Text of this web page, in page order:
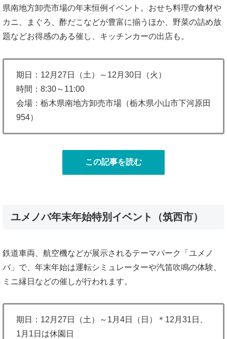
県南地方卸売市場の年末恒例イベント。おせち料理の食材や
カニ、まぐろ、酢だこなどが豊富に揃うほか、野菜の詰め放
題などお得感のある催し、キッチンカーの出店も。
期日：12月27日（土）～12月30日（火）
時間：8:30～11:00
会場：栃木県南地方卸売市場（栃木県小山市下河原田
954）
この記事を読む
ユメノバ年末年始特別イベント（筑西市）
鉄道車両、航空機などが展示されるテーマパーク「ユメノ
バ」で、年末年始は運転シミュレーターや汽笛吹鳴の体験、
ミニ縁日などの催しが行われます。
期日：12月27日（土）～1月4日（日）＊12月31日、
1月1日は休園日